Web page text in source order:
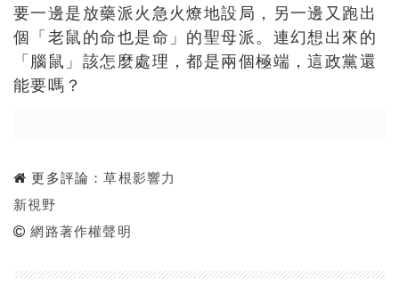
要一邊是放藥派火急火燎地設局，另一邊又跑出
個「老鼠的命也是命」的聖母派。連幻想出來的
「腦鼠」該怎麼處理，都是兩個極端，這政黨還
能要嗎？
更多評論：草根影響力
新視野
網路著作權聲明